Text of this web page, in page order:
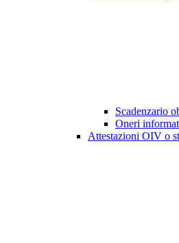
Scadenzario
Oneri
Attestazioni OIV o